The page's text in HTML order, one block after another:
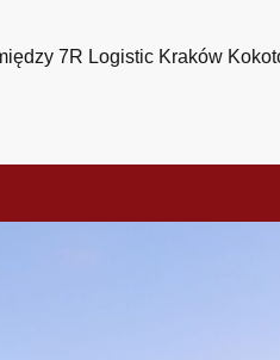
7R Logistic Kraków